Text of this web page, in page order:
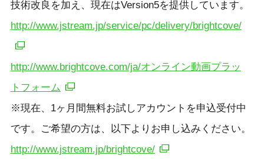
技術改良を加え、現在はVersion5を提供しています。
http://www.jstream.jp/service/pc/delivery/brightcove/
http://www.brightcove.com/ja/オンライン動画プラッ
トフォーム
※現在、1ヶ月間無料お試しアカウントを申込受付中
です。ご希望の方は、以下よりお申し込みください。
http://www.jstream.jp/brightcove/